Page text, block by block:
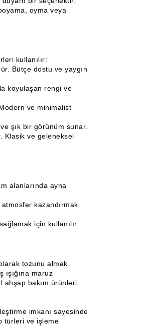
oyma veya
kullanılır:
Bütçe dostu ve yaygın
koyulaşan rengi ve
ve minimalist
şık bir görünüm sunar.
Klasik ve geleneksel
alanlarında ayna
kazandırmak
için kullanılır.
tozunu almak
maruz
ahşap bakım ürünleri
imkanı sayesinde
türleri ve işleme